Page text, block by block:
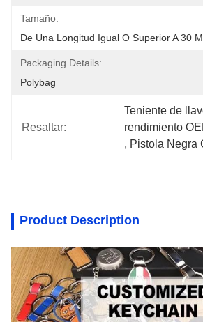
Tamaño:
De Una Longitud Igual O Superior A 30
Packaging Details:
Polybag
Resaltar:
Teniente de
rendimiento
, Pistola Negra
Product Description